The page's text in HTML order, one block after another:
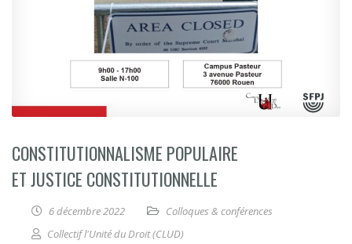
CONSTITUTIONNALISME POPULAIRE
ET JUSTICE CONSTITUTIONNELLE
6 décembre 2022
Colloques & conférences
Collectif l'Unité du Droit (CLUD)